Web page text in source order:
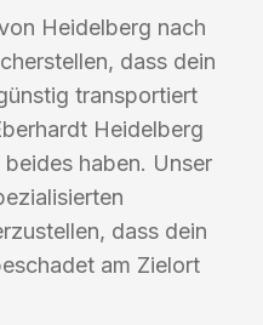
Heidelberg nach
dass dein
transportiert
Heidelberg
haben. Unser
dass dein
am Zielort